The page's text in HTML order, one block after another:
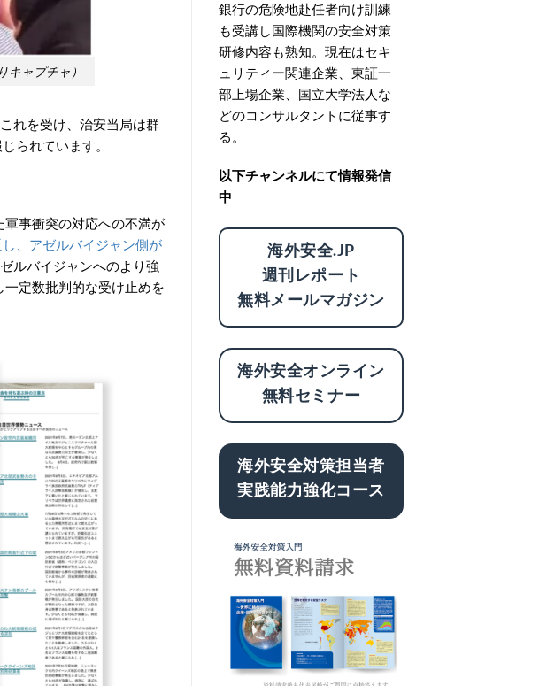
キャプチャ）
れを受け、治安当局は群
られています。
事衝突の対応への不満が
、アゼルバイジャン側が
ルバイジャンへのより強
定数批判的な受け止めを
銀行の危険地赴任者向け訓練
も受講し国際機関の安全対策
研修内容も熟知。現在はセキ
ュリティー関連企業、東証一
部上場企業、国立大学法人な
どのコンサルタントに従事す
る。
以下チャンネルにて情報発信
中
海外安全.JP
週刊レポート
無料メールマガジン
海外安全オンライン
無料セミナー
海外安全対策担当者
実践能力強化コース